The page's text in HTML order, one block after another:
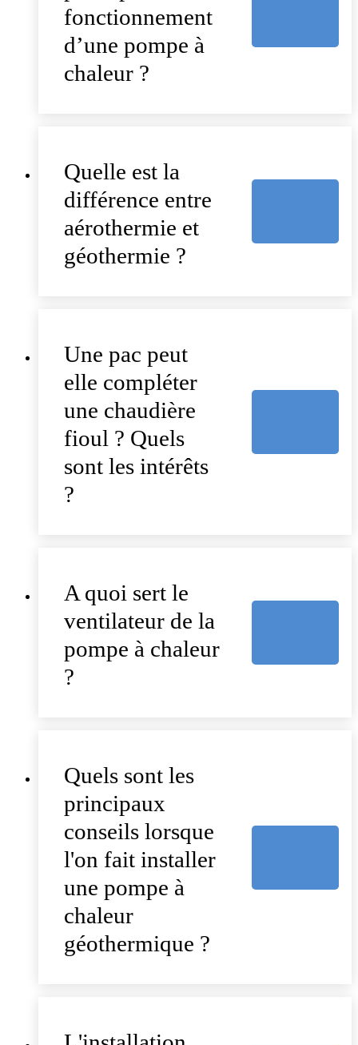
fonctionnement
d’une pompe à
chaleur ?
Quelle est la
différence entre
aérothermie et
géothermie ?
Une pac peut
elle compléter
une chaudière
fioul ? Quels
sont les intérêts
?
A quoi sert le
ventilateur de la
pompe à chaleur
?
Quels sont les
principaux
conseils lorsque
l'on fait installer
une pompe à
chaleur
géothermique ?